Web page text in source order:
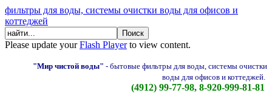
фильтры для воды, системы очистки воды для офисов и
коттеджей
Please update yourFlash Playerto view content.
"Мир чистой воды" - бытовые фильтры для воды, системы очистки
воды для офисов и коттеджей.
(4912) 99-77-98, 8-920-999-81-81